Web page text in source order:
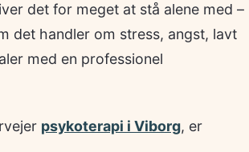
det for meget at stå alene med –
det handler om stress, angst, lavt
med en professionel
psykoterapi i Viborg, er